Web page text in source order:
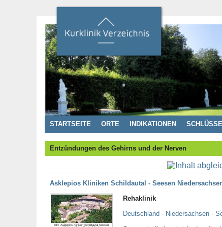
STARTSEITE ORTE INDIKATIONEN
Entzündungen des Gehirns und der Nerven
Asklepios Kliniken Schildautal - Seesen
Bild: Asklepios Kliniken Schildautal Seesen
Rehaklinik
Deutschland - Niedersachsen -